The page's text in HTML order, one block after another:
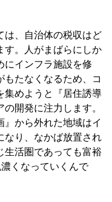
は、自治体の税収はど
す。人がまばらにしか
にインフラ施設を修
たなくなるため、コ
集めようと『居住誘導
開発に注力します。
』から外れた地域はイ
なり、なかば放置され
生活圏であっても富裕
濃くなっていくんで